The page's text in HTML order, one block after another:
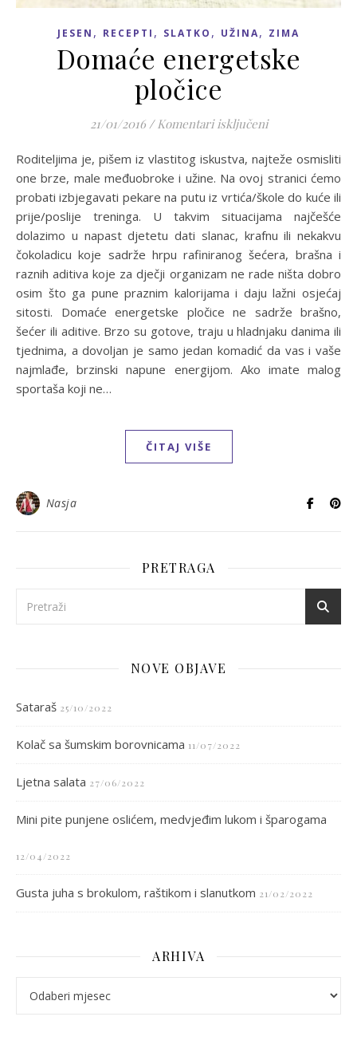
JESEN , RECEPTI , SLATKO , UŽINA, ZIMA
Domaće energetske
pločice
21/01/2016 / Komentari isključeniza Domaće
Roditeljima je, pišem iz vlastitog iskustva, najteže osmisliti
one brze, male međuobroke i užine. Na ovoj stranici ćemo
probati izbjegavati pekare na putu iz vrtića/škole do kuće ili
prije/poslije treninga. U takvim situacijama najčešće
dolazimo u napast djetetu dati slanac, krafnu ili nekakvu
čokoladicu koje sadrže hrpu rafiniranog šećera, brašna i
raznih aditiva koje za dječji organizam ne rade ništa dobro
osim što ga pune praznim kalorijama i daju lažni osjećaj
sitosti. Domaće energetske pločice ne sadrže brašno,
šećer ili aditive. Brzo su gotove, traju u hladnjaku danima ili
tjednima, a dovoljan je samo jedan komadić da vas i vaše
najmlađe, brzinski napune energijom. Ako imate malog
sportaša koji ne…
ČITAJ VIŠE
Nasja
PRETRAGA
NOVE OBJAVE
Sataraš 25/10/2022
Kolač sa šumskim borovnicama 11/07/2022
Ljetna salata 27/06/2022
Mini pite punjene oslićem, medvjeđim lukom i šparogama
12/04/2022
Gusta juha s brokulom, raštikom i slanutkom 21/02/2022
ARHIVA